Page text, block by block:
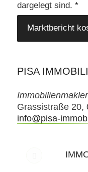
dargelegt sind. *
PISA
Grassistraße 20,
info@pisa-